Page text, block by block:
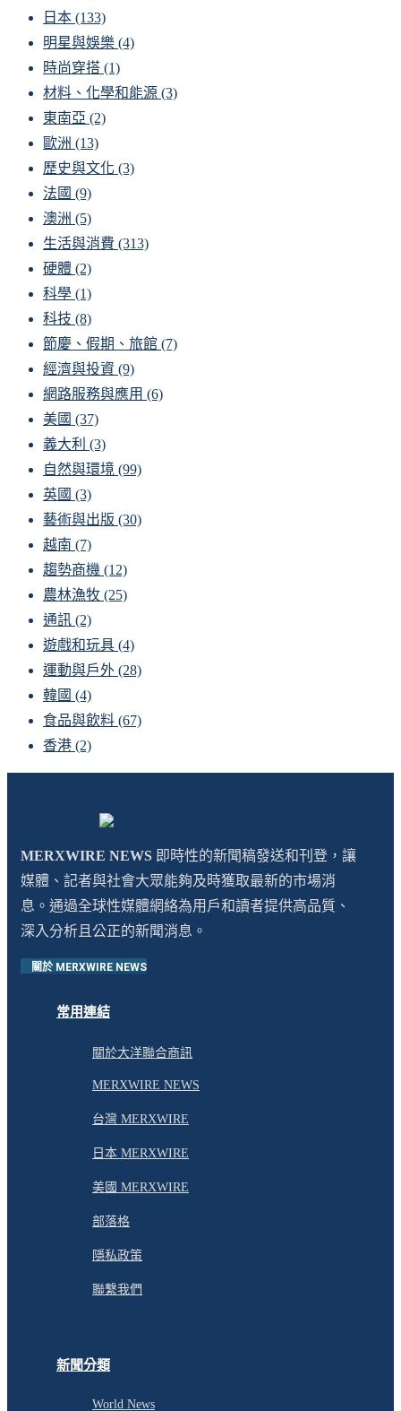
日本 (133)
明星與娛樂 (4)
時尚穿搭 (1)
材料、化學和能源 (3)
東南亞 (2)
歐洲 (13)
歷史與文化 (3)
法國 (9)
澳洲 (5)
生活與消費 (313)
硬體 (2)
科學 (1)
科技 (8)
節慶、假期、旅館 (7)
經濟與投資 (9)
網路服務與應用 (6)
美國 (37)
義大利 (3)
自然與環境 (99)
英國 (3)
藝術與出版 (30)
越南 (7)
趨勢商機 (12)
農林漁牧 (25)
通訊 (2)
遊戲和玩具 (4)
運動與戶外 (28)
韓國 (4)
食品與飲料 (67)
香港 (2)
MERXWIRE NEWS 即時性的新聞稿發送和刊登，讓
媒體、記者與社會大眾能夠及時獲取最新的市場消
息。通過全球性媒體網絡為用戶和讀者提供高品質、
深入分析且公正的新聞消息。
關於 MERXWIRE NEWS
常用連結
關於大洋聯合商訊
MERXWIRE NEWS
台灣 MERXWIRE
日本 MERXWIRE
美國 MERXWIRE
部落格
隱私政策
聯繫我們
新聞分類
World News